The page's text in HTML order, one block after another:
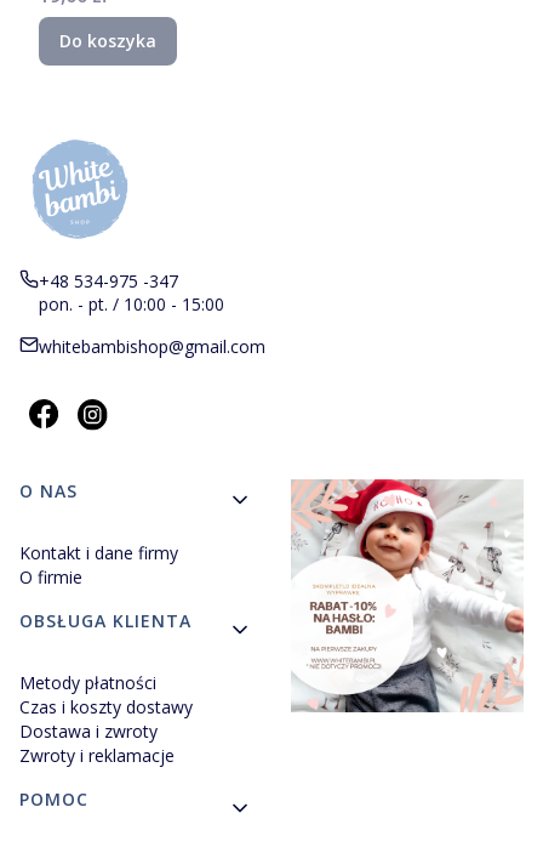
Do koszyka
+48 534-975 -347
pon. - pt. / 10:00 - 15:00
whitebambishop@gmail.com
Linki w stopce
O NAS
Kontakt i dane firmy
O firmie
OBSŁUGA KLIENTA
Metody płatności
Czas i koszty dostawy
Dostawa i zwroty
Zwroty i reklamacje
POMOC